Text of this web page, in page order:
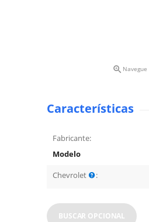

Características
Fabricante:
Modelo
Chevrolet
:
BUSCAR OPCIONAL